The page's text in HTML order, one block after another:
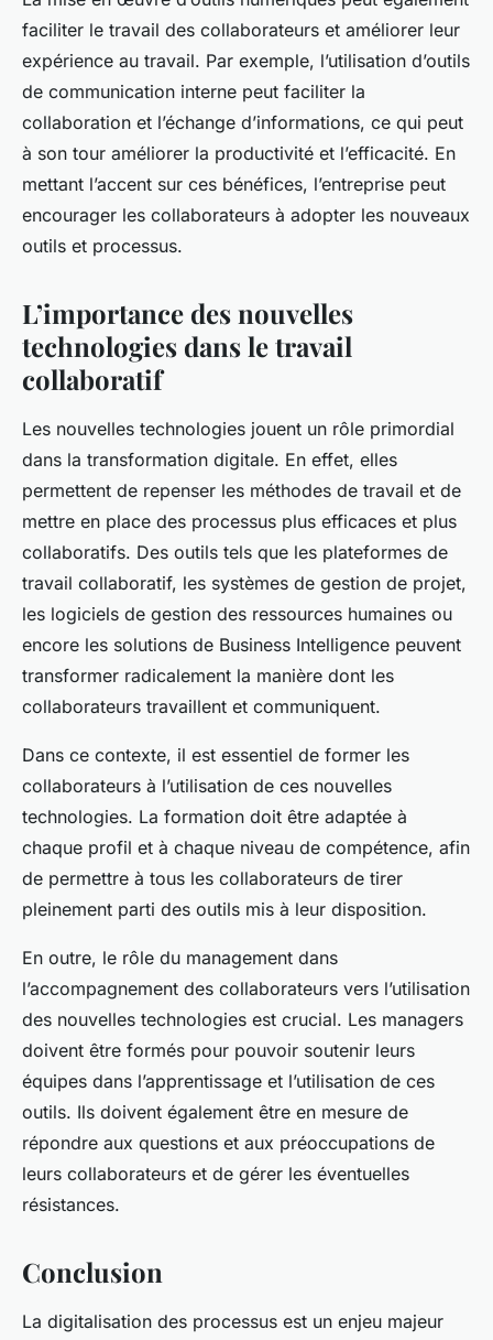
faciliter le travail des collaborateurs et améliorer leur
expérience au travail. Par exemple, l’utilisation d’outils
de communication interne peut faciliter la
collaboration et l’échange d’informations, ce qui peut
à son tour améliorer la productivité et l’efficacité. En
mettant l’accent sur ces bénéfices, l’entreprise peut
encourager les collaborateurs à adopter les nouveaux
outils et processus.
L’importance des nouvelles
technologies dans le travail
collaboratif
Les nouvelles technologies jouent un rôle primordial
dans la transformation digitale. En effet, elles
permettent de repenser les méthodes de travail et de
mettre en place des processus plus efficaces et plus
collaboratifs. Des outils tels que les plateformes de
travail collaboratif, les systèmes de gestion de projet,
les logiciels de gestion des ressources humaines ou
encore les solutions de Business Intelligence peuvent
transformer radicalement la manière dont les
collaborateurs travaillent et communiquent.
Dans ce contexte, il est essentiel de former les
collaborateurs à l’utilisation de ces nouvelles
technologies. La formation doit être adaptée à
chaque profil et à chaque niveau de compétence, afin
de permettre à tous les collaborateurs de tirer
pleinement parti des outils mis à leur disposition.
En outre, le rôle du management dans
l’accompagnement des collaborateurs vers l’utilisation
des nouvelles technologies est crucial. Les managers
doivent être formés pour pouvoir soutenir leurs
équipes dans l’apprentissage et l’utilisation de ces
outils. Ils doivent également être en mesure de
répondre aux questions et aux préoccupations de
leurs collaborateurs et de gérer les éventuelles
résistances.
Conclusion
La digitalisation des processus est un enjeu majeur